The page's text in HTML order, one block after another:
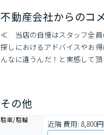
不動産会社からのコ
≪　当店の自慢はスタッフ全
探しにおけるアドバイスやお
んなに違うんだ！と実感して
その他
駐車/駐輪 近隣 費用: 8,800